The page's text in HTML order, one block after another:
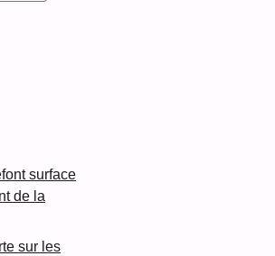
surface
de la
sur les